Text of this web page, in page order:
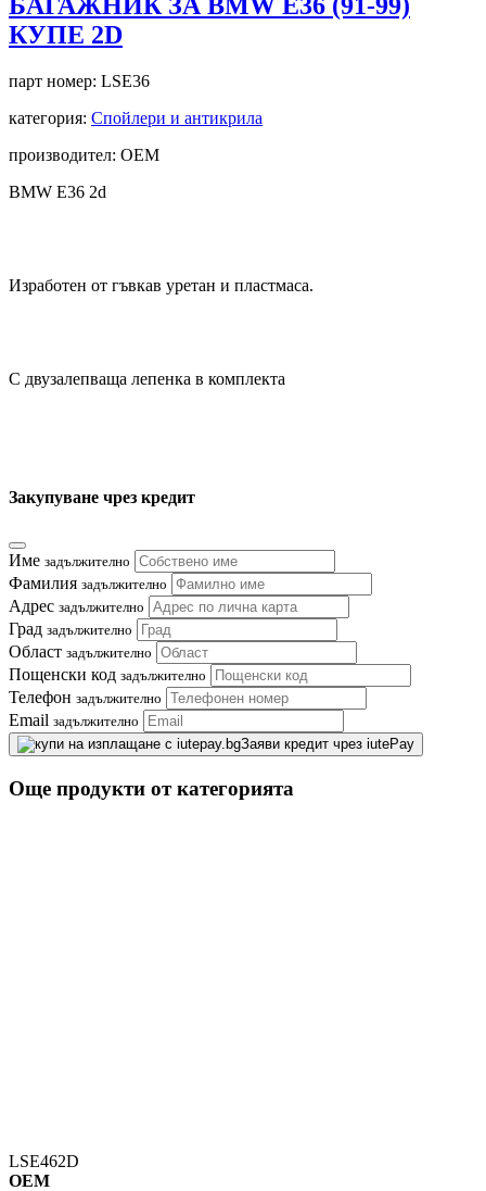
КУПЕ 2D
парт номер: LSE36
категория: Спойлери и антикрила
производител: OEM
BMW E36 2d
Изработен от гъвкав уретан и пластмаса.
С двузалепваща лепенка в комплекта
Закупуване чрез кредит
Име задължително
Фамилия задължително
Адрес задължително
Град задължително
Област задължително
Пощенски код задължително
Телефон задължително
Email задължително
Заяви кредит чрез iutePay
Още продукти от категорията
LSE462D
OEM